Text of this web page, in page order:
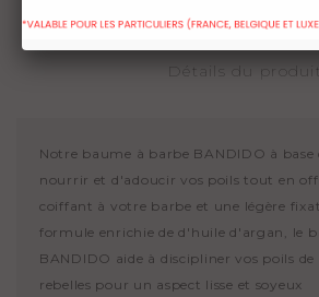
Description
Détails du produit
Notre baume à barbe BANDIDO à
nourrir et d'adoucir vos poils tout en
coiffant à votre barbe et une légère
formule enrichie de d'huile d'argan, le
BANDIDO aide à discipliner vos poils de
rebelles pour un aspect lisse et soyeux